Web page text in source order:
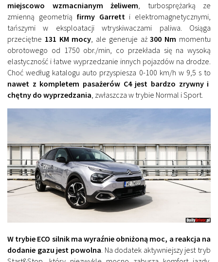
miejscowo wzmacnianym żeliwem, turbosprężarką ze
zmienną geometrią firmy Garretti elektromagnetycznymi,
tańszymi w eksploatacji wtryskiwaczami paliwa. Osiąga
przeciętne 131 KM mocy, ale generuje aż300 Nm momentu
obrotowego od 1750 obr./min, co przekłada się na wysoką
elastyczność i łatwe wyprzedzanie innych pojazdów na drodze.
Choć według katalogu auto przyspiesza 0-100 km/h w 9,5 s to
nawet z kompletem pasażerów C4 jest bardzo zrywny i
chętny do wyprzedzania, zwłaszcza w trybie Normal i Sport.
W trybie ECO silnik ma wyraźnie obniżoną moc, a reakcja na
dodanie gazu jest powolna. Na dodatek aktywniejszy jest tryb